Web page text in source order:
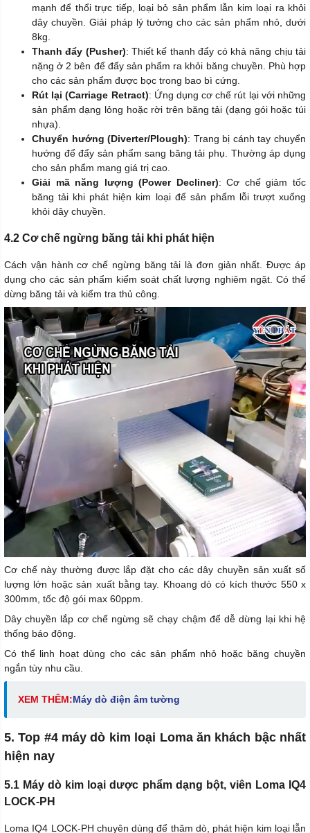
mạnh để thổi trực tiếp, loại bỏ sản phẩm lẫn kim loại ra khỏi
dây chuyền. Giải pháp lý tưởng cho các sản phẩm nhỏ, dưới
8kg.
Thanh đẩy (Pusher): Thiết kế thanh đẩy có khả năng chịu tải
nặng ở 2 bên để đẩy sản phẩm ra khỏi băng chuyền. Phù hợp
cho các sản phẩm được bọc trong bao bì cứng.
Rút lại (Carriage Retract): Ứng dụng cơ chế rút lại với những
sản phẩm dạng lỏng hoặc rời trên băng tải (dạng gói hoặc túi
nhựa).
Chuyển hướng (Diverter/Plough): Trang bị cánh tay chuyển
hướng để đẩy sản phẩm sang băng tải phụ. Thường áp dụng
cho sản phẩm mang giá trị cao.
Giải mã năng lượng (Power Decliner): Cơ chế giảm tốc
băng tải khi phát hiện kim loại để sản phẩm lỗi trượt xuống
khỏi dây chuyền.
4.2 Cơ chế ngừng băng tải khi phát hiện
Cách vận hành cơ chế ngừng băng tải là đơn giản nhất. Được áp
dụng cho các sản phẩm kiểm soát chất lượng nghiêm ngặt. Có thể
dừng băng tải và kiểm tra thủ công.
Cơ chế này thường được lắp đặt cho các dây chuyền sản xuất số
lượng lớn hoặc sản xuất bằng tay. Khoang dò có kích thước 550 x
300mm, tốc độ gói max 60ppm.
Dây chuyền lắp cơ chế ngừng sẽ chạy chậm để dễ dừng lại khi hệ
thống báo động.
Có thể linh hoạt dùng cho các sản phẩm nhỏ hoặc băng chuyền
ngắn tùy nhu cầu.
XEM THÊM:Máy dò điện âm tường
5. Top #4 máy dò kim loại Loma ăn khách bậc nhất
hiện nay
5.1 Máy dò kim loại dược phẩm dạng bột, viên Loma IQ4
LOCK-PH
Loma IQ4 LOCK-PH chuyên dùng để thăm dò, phát hiện kim loại lẫn